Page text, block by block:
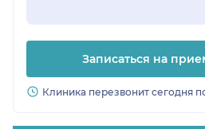
Записаться на
Клиника перезвонит сегодня